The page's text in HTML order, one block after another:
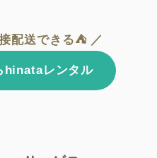
配送できる⛺ ／
hinataレンタル